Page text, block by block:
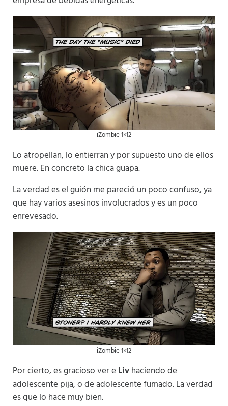
iZombie 1×12
Lo atropellan, lo entierran y por supuesto uno de ellos
muere. En concreto la chica guapa.
La verdad es el guión me pareció un poco confuso, ya
que hay varios asesinos involucrados y es un poco
enrevesado.
iZombie 1×12
Por cierto, es gracioso ver e Livhaciendo de
adolescente pija, o de adolescente fumado. La verdad
es que lo hace muy bien.